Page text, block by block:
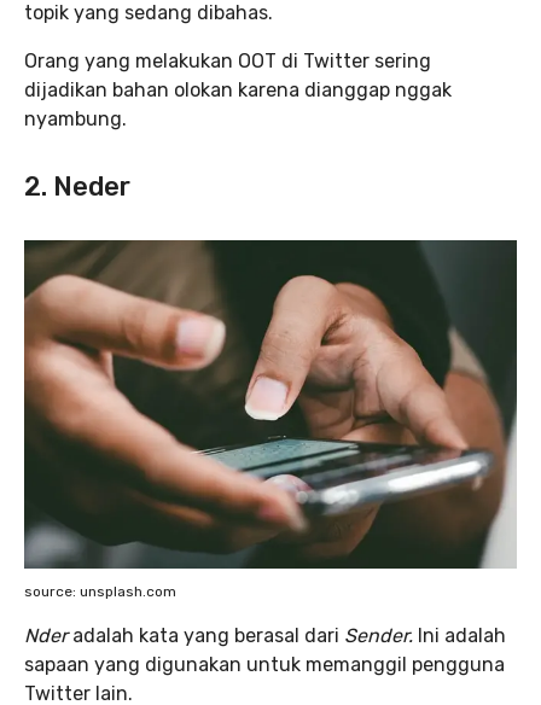
topik yang sedang dibahas.
Orang yang melakukan OOT di Twitter sering
dijadikan bahan olokan karena dianggap nggak
nyambung.
2. Neder
source: unsplash.com
Nderadalah kata yang berasal dari Sender. Ini adalah
sapaan yang digunakan untuk memanggil pengguna
Twitter lain.